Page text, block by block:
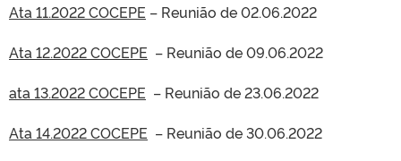
Ata 11.2022 COCEPE – Reunião de 02.06.2022
Ata 12.2022 COCEPE – Reunião de 09.06.2022
ata 13.2022 COCEPE – Reunião de 23.06.2022
Ata 14.2022 COCEPE – Reunião de 30.06.2022